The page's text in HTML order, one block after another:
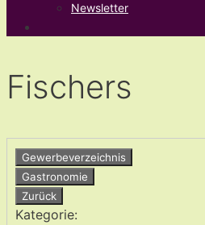
Newsletter
Fischers
Gewerbeverzeichnis
Gastronomie
Zurück
Kategorie: